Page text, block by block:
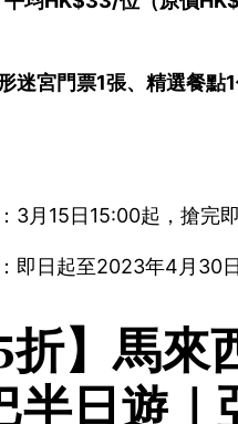
迷宮門票1張、精選餐點
3月15日15:00起，搶完
即日起至2023年4月30日
折】馬來
半日遊｜